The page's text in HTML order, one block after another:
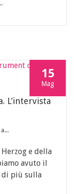
15
Mag
L’intervista
e della
avuto il
di più sulla